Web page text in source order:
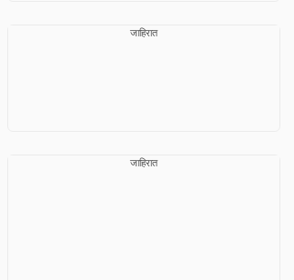
जाहिरात
जाहिरात